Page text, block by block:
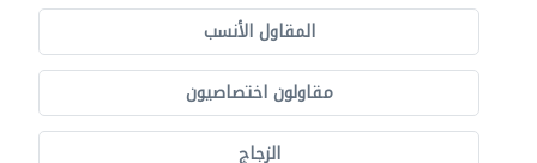
المقاول الأنسب
مقاولون اختصاصيون
الزجاج